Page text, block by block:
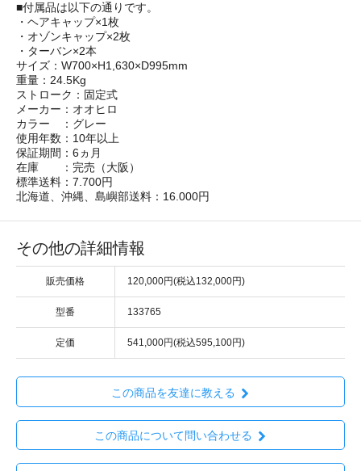
■付属品は以下の通りです。
・ヘアキャップ×1枚
・オゾンキャップ×2枚
・ターバン×2本
サイズ：W700×H1,630×D995mm
重量：24.5Kg
ストローク：固定式
メーカー：オオヒロ
カラー ：グレー
使用年数：10年以上
保証期間：6ヵ月
在庫 ：完売（大阪）
標準送料：7.700円
北海道、沖縄、島嶼部送料：16.000円
その他の詳細情報
販売価格 120,000円(税込132,000円)
型番 133765
定価 541,000円(税込595,100円)
この商品を友達に教える
この商品について問い合わせる